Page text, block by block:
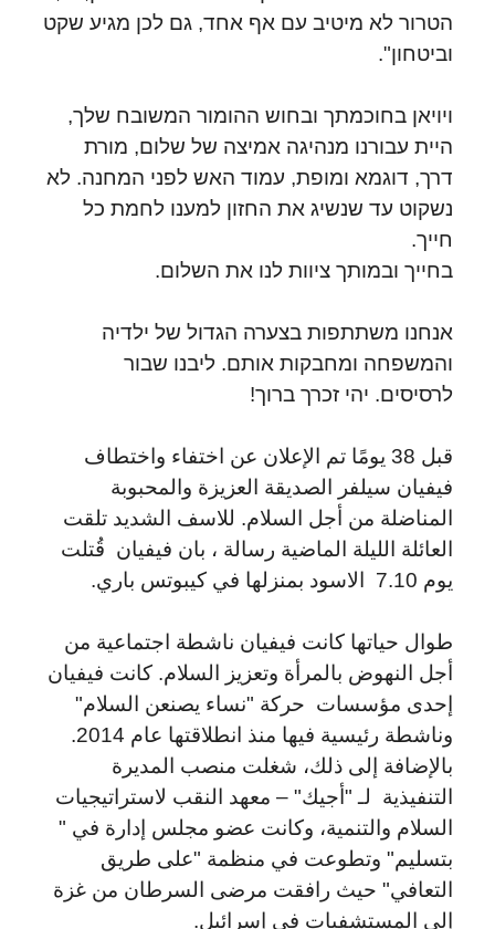
הטרור לא מיטיב עם אף אחד, גם לכן מגיע שקט
וביטחון".
ויויאן בחוכמתך ובחוש ההומור המשובח שלך,
היית עבורנו מנהיגה אמיצה של שלום, מורת
דרך, דוגמא ומופת, עמוד האש לפני המחנה. לא
נשקוט עד שנשיג את החזון למענו לחמת כל
חייך.
בחייך ובמותך ציוות לנו את השלום.
אנחנו משתתפות בצערה הגדול של ילדיה
והמשפחה ומחבקות אותם. ליבנו שבור
לרסיסים. יהי זכרך ברוך!
قبل 38 يومًا تم الإعلان عن اختفاء واختطاف
فيفيان سيلفر الصديقة العزيزة والمحبوبة
المناضلة من أجل السلام. للاسف الشديد تلقت
العائلة الليلة الماضية رسالة ، بان فيفيان قُتلت
يوم 7.10 الاسود بمنزلها في كيبوتس باري.
طوال حياتها كانت فيفيان ناشطة اجتماعية من
أجل النهوض بالمرأة وتعزيز السلام. كانت فيفيان
إحدى مؤسسات حركة "نساء يصنعن السلام"
وناشطة رئيسية فيها منذ انطلاقتها عام 2014.
بالإضافة إلى ذلك، شغلت منصب المديرة
التنفيذية لـ "أجيك" – معهد النقب لاستراتيجيات
السلام والتنمية، وكانت عضو مجلس إدارة في "
بتسليم" وتطوعت في منظمة "على طريق
التعافي" حيث رافقت مرضى السرطان من غزة
إلى المستشفيات في إسرائيل.